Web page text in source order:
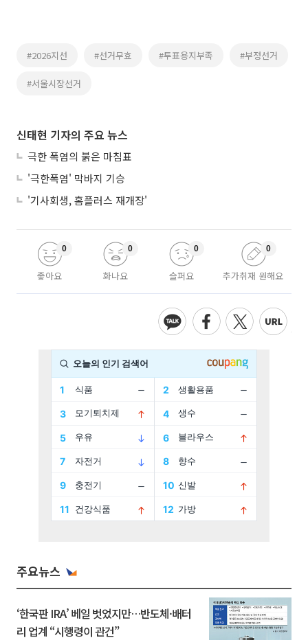
#2026지선 #선거무효 #투표용지부족 #부정선거
#서울시장선거
신태현 기자의 주요 뉴스
극한 폭염의 붉은 마침표
'극한폭염' 막바지 기승
'기사회생, 홈플러스 재개장'
좋아요
0
화나요
0
슬퍼요
0
추가취재 원해요
0
주요뉴스
‘한국판 IRA’ 베일 벗었지만…반도체·배터
리 업계 “시행령이 관건”